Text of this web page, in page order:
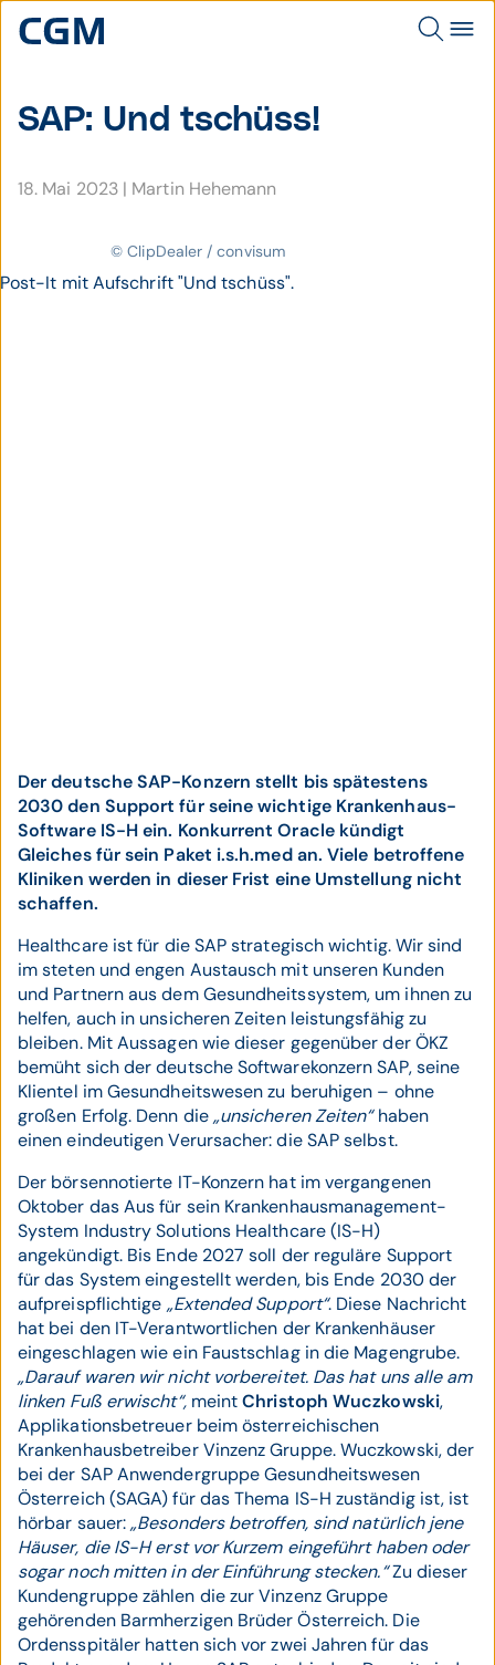
SAP: Und tschüss!
18. Mai 2023 | Martin Hehemann
© ClipDealer / convisum
Post-It mit Aufschrift "Und tschüss".
Der deutsche SAP-Konzern stellt bis spätestens
2030 den Support für seine wichtige Krankenhaus-
Software IS-H ein. Konkurrent Oracle kündigt
Gleiches für sein Paket i.s.h.med an. Viele betroffene
Kliniken werden in dieser Frist eine Umstellung nicht
schaffen.
Healthcare ist für die SAP strategisch wichtig. Wir sind
im steten und engen Austausch mit unseren Kunden
und Partnern aus dem Gesundheitssystem, um ihnen zu
helfen, auch in unsicheren Zeiten leistungsfähig zu
bleiben. Mit Aussagen wie dieser gegenüber der ÖKZ
bemüht sich der deutsche Softwarekonzern SAP, seine
Klientel im Gesundheitswesen zu beruhigen – ohne
großen Erfolg. Denn die„unsicheren Zeiten“haben
einen eindeutigen Verursacher: die SAP selbst.
Der börsennotierte IT-Konzern hat im vergangenen
Oktober das Aus für sein Krankenhausmanagement-
System Industry Solutions Healthcare (IS-H)
angekündigt. Bis Ende 2027 soll der reguläre Support
für das System eingestellt werden, bis Ende 2030 der
aufpreispflichtige „Extended Support“. Diese Nachricht
hat bei den IT-Verantwortlichen der Krankenhäuser
eingeschlagen wie ein Faustschlag in die Magengrube.
„Darauf waren wir nicht vorbereitet. Das hat uns alle am
linken Fuß erwischt“,meintChristoph Wuczkowski,
Applikationsbetreuer beim österreichischen
Krankenhausbetreiber Vinzenz Gruppe. Wuczkowski, der
bei der SAP Anwendergruppe Gesundheitswesen
Österreich (SAGA) für das Thema IS-H zuständig ist, ist
hörbar sauer:„Besonders betroffen, sind natürlich jene
Häuser, die IS-H erst vor Kurzem eingeführt haben oder
sogar noch mitten in der Einführung stecken.“Zu dieser
Kundengruppe zählen die zur Vinzenz Gruppe
gehörenden Barmherzigen Brüder Österreich. Die
Ordensspitäler hatten sich vor zwei Jahren für das